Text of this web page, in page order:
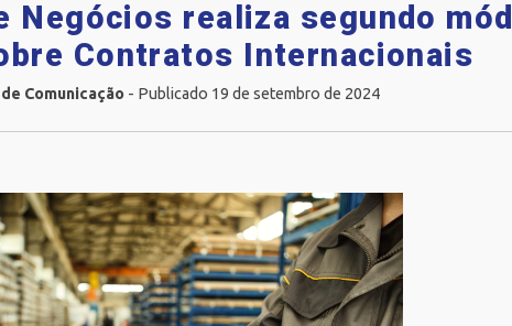
Negócios realiza segundo
Contratos Internacionais
Comunicação- Publicado 19 de setembro de 2024